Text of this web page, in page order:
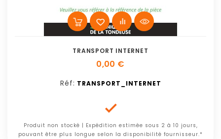
TRANSPORT INTERNET
0,00 €
Réf: TRANSPORT_INTERNET

Produit non stocké | Expédition estimée sous 2 à 10 jours,
pouvant être plus longue selon la disponibilité fournisseur.*